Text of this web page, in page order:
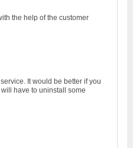
the help of the customer
It would be better if you
have to uninstall some